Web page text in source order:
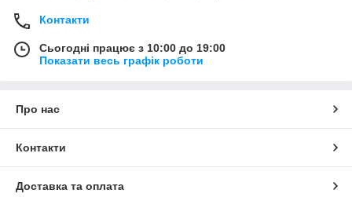
Контакти
Сьогодні працює з 10:00 до 19:00
Показати весь графік роботи
Про нас
Контакти
Доставка та оплата